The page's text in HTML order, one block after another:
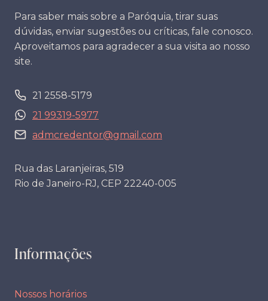
Para saber mais sobre a Paróquia, tirar suas
dúvidas, enviar sugestões ou críticas, fale conosco.
Aproveitamos para agradecer a sua visita ao nosso
site.
21 2558-5179
21 99319-5977
admcredentor@gmail.com
Rua das Laranjeiras, 519
Rio de Janeiro-RJ, CEP 22240-005
Informações
Nossos horários